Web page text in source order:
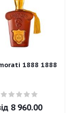
1888 1888
8 960.00